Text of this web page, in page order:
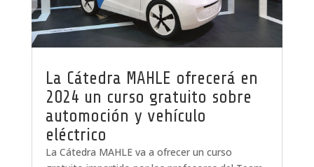
La Cátedra MAHLE ofrecerá en
2024 un curso gratuito sobre
automoción y vehículo
eléctrico
La Cátedra MAHLE va a ofrecer un curso